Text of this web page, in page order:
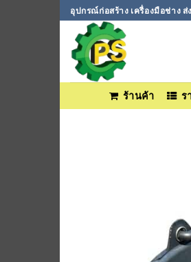
ข้าม
ไป
เนื้อหา
อุปกรณ์ก่อสร้าง เครื่องมือช่าง ส่
ร้านค้า ร